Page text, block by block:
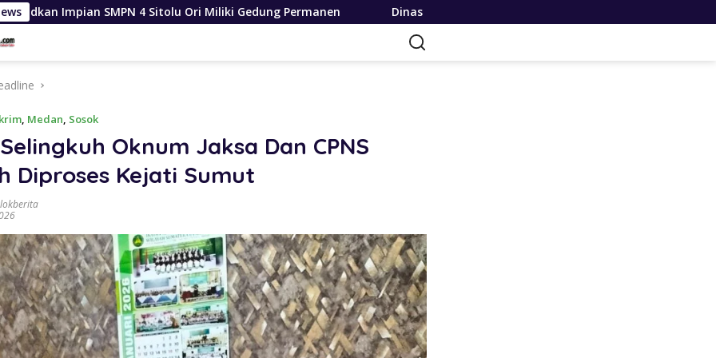
Sitolu Ori Miliki Gedung Permanen Dinas SDABMBK Medan Terapkan Pola Jemput Bola, Percepat Penanganan
, Medan, Sosok
Oknum Jaksa Dan CPNS
Diproses Kejati Sumut